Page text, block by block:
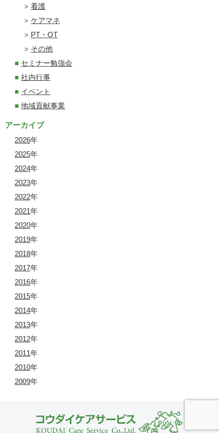
看護
ケアマネ
PT・OT
その他
セミナー勉強会
社内行事
イベント
地域貢献事業
アーカイブ
2026年
2025年
2024年
2023年
2022年
2021年
2020年
2019年
2018年
2017年
2016年
2015年
2014年
2013年
2012年
2011年
2010年
2009年